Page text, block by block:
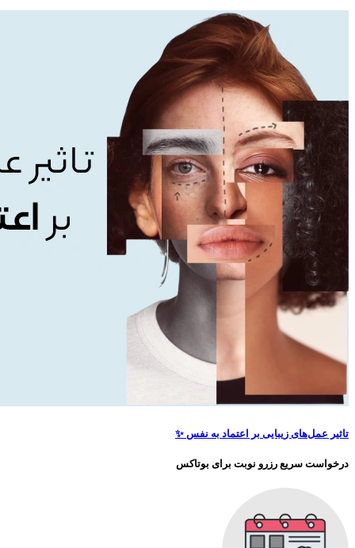
تاثیر عمل‌های زیبایی بر اعتماد به نفس ✨
درخواست سریع رزرو نوبت برای بوتاکس